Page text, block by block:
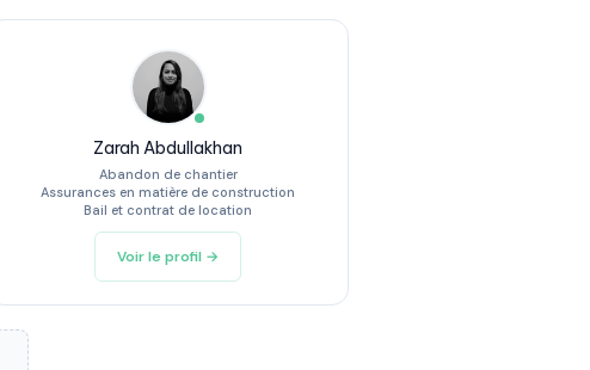
Zarah Abdullakhan
Abandon de chantier
Assurances en matière de construction
Bail et contrat de location
Voir le profil →